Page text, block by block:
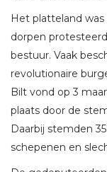
Het platteland
dorpen
bestuur. Vaak
revolutionaire
Bilt vond op 3
plaats door de
Daarbij stemden
schepenen en